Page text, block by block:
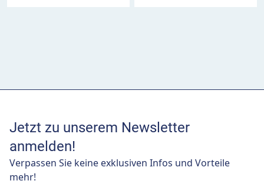
Jetzt zu unserem Newsletter
anmelden!
Verpassen Sie keine exklusiven Infos und Vorteile
mehr!